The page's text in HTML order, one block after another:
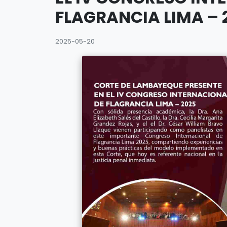
FLAGRANCIA LIMA –
2025-05-20